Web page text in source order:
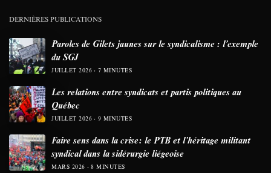
DERNIÈRES PUBLICATIONS
Paroles de Gilets jaunes sur le syndicalisme : l’exemple
du SGJ
JUILLET 2026 7 MINUTES
Les relations entre syndicats et partis politiques au
Québec
JUILLET 2026 9 MINUTES
Faire sens dans la crise: le PTB et l’héritage militant
syndical dans la sidérurgie liégeoise
MARS 2026 8 MINUTES